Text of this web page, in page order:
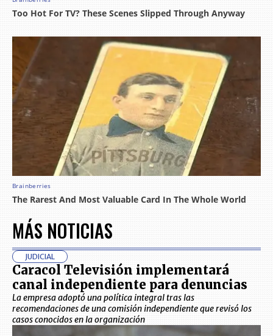
MÁS NOTICIAS
JUDICIAL
Caracol Televisión implementará
canal independiente para denuncias
La empresa adoptó una política integral tras las
recomendaciones de una comisión independiente que revisó los
casos conocidos en la organización